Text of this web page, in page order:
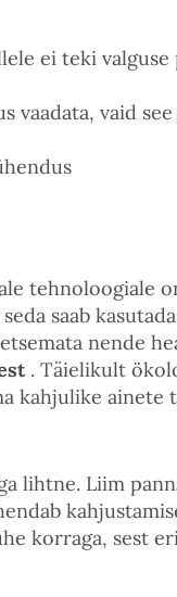
ei teki
vaadata, vaid
tehnoloogiale
saab
nende
. Täielikult
kahjulike ainete
lihtne. Liim
korraga, sest